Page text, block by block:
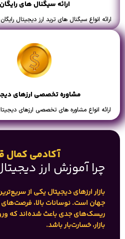
ارائه سیگنال های رایگان
ارائه انواع سیگنال های ترید ارز دیجیتال
مشاوره تخصصی ارزهای
ارائه انواع مشاوره های تخصصی ارزهای
آکادمی کمال
چرا آموزش ارز
بازار ارزهای دیجیتال یکی از
جهان است. نوسانات بالا،
ریسک‌های جدی باعث شده‌اند که
بازار، خسارت‌بار باشد.